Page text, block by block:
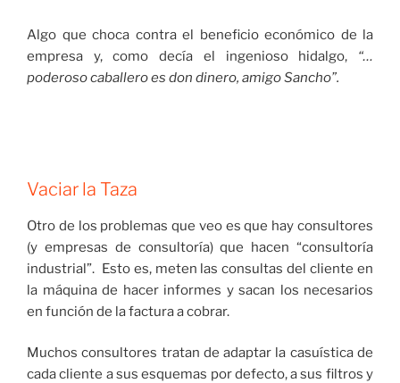
Algo que choca contra el beneficio económico de la
empresa y, como decía el ingenioso hidalgo, “…
poderoso caballero es don dinero, amigo Sancho”.
Vaciar la Taza
Otro de los problemas que veo es que hay consultores
(y empresas de consultoría) que hacen “consultoría
industrial”. Esto es, meten las consultas del cliente en
la máquina de hacer informes y sacan los necesarios
en función de la factura a cobrar.
Muchos consultores tratan de adaptar la casuística de
cada cliente a sus esquemas por defecto, a sus filtros y